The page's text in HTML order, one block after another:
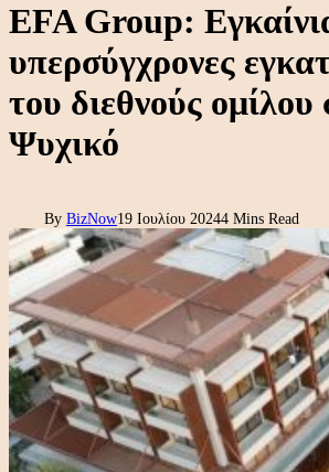
EFA Group:
υπερσύγχρονες
του διεθνούς
Ψυχικό
By BizNow19 Ιουλίου 20244 Mins Read